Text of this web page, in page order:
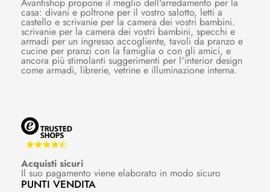
casa: divani e poltrone per il vostro salotto, letti a
castello e scrivanie per la camera dei vostri bambini.
scrivanie per la camera dei vostri bambini, specchi e
armadi per un ingresso accogliente, tavoli da pranzo e
cucine per pranzi con la famiglia o con gli amici, e
ancora più stimolanti suggerimenti per l'interior design
come armadi, librerie, vetrine e illuminazione interna.
Acquisti sicuri
Il suo pagamento viene elaborato in modo sicuro
PUNTI VENDITA